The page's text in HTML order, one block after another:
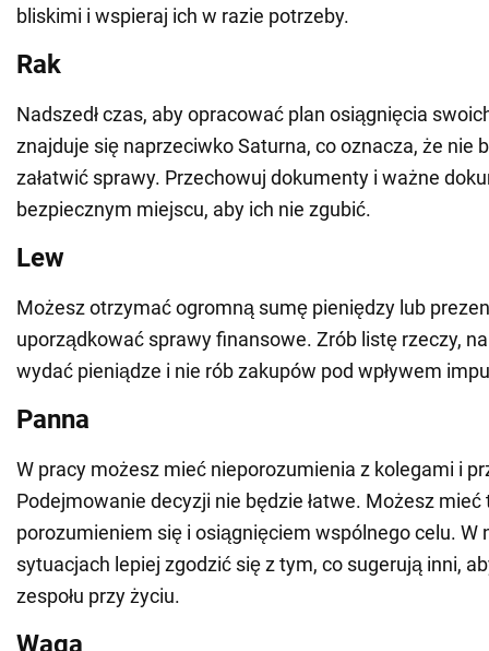
bliskimi i wspieraj ich w razie potrzeby.
Rak
Nadszedł czas, aby opracować plan osiągnięcia
znajduje się naprzeciwko Saturna, co oznacza, że nie
załatwić sprawy. Przechowuj dokumenty i ważne
bezpiecznym miejscu, aby ich nie zgubić.
Lew
Możesz otrzymać ogromną sumę pieniędzy lub
uporządkować sprawy finansowe. Zrób listę rzeczy,
wydać pieniądze i nie rób zakupów pod wpływem
Panna
W pracy możesz mieć nieporozumienia z kolegami i
Podejmowanie decyzji nie będzie łatwe. Możesz mieć
porozumieniem się i osiągnięciem wspólnego celu. W
sytuacjach lepiej zgodzić się z tym, co sugerują inni,
zespołu przy życiu.